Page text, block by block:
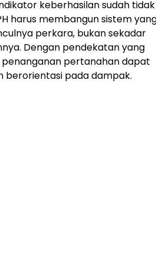
keberhasilan sudah tidak
harus membangun sistem
perkara, bukan sekadar
Dengan pendekatan yang
penanganan pertanahan dapat
berorientasi pada dampak.